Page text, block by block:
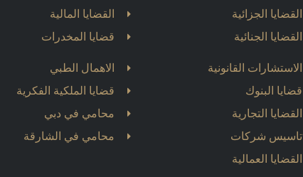
القضايا الجزائية
القضايا الجنائية
الاستشارات القانونية
قضايا البنوك
القضايا التجارية
تاسيس شركات
القضايا العمالية
القضايا المالية
قضايا المخدرات
الاهمال الطبي
قضايا الملكية الفكرية
محامي في دبي
محامي في الشارقة